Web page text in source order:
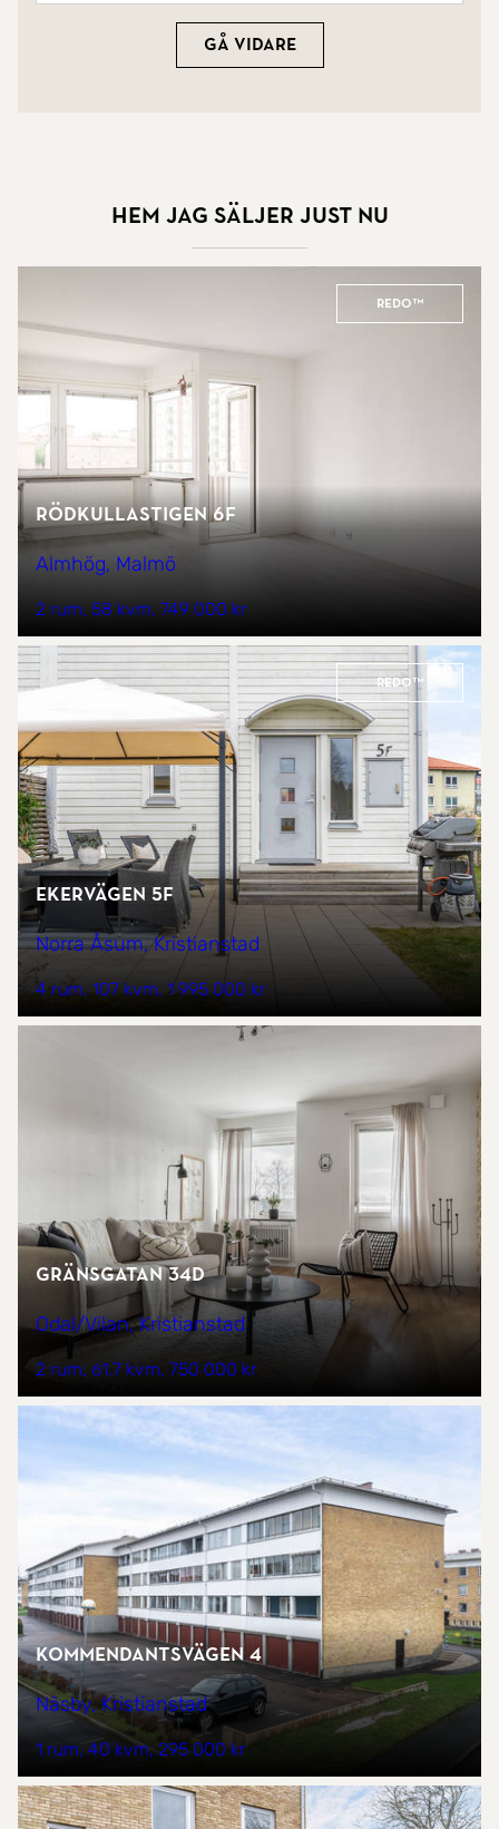
Gå vidare
Hem jag säljer just nu
REDO™
Rödkullastigen 6F
Almhög, Malmö
2 rum 58 kvm 749 000 kr
REDO™
Ekervägen 5F
Norra Åsum, Kristianstad
4 rum 107 kvm 1 995 000 kr
Gränsgatan 34D
Odal/Vilan, Kristianstad
2 rum 61,7 kvm 750 000 kr
Kommendantsvägen 4
Näsby, Kristianstad
1 rum 40 kvm 295 000 kr